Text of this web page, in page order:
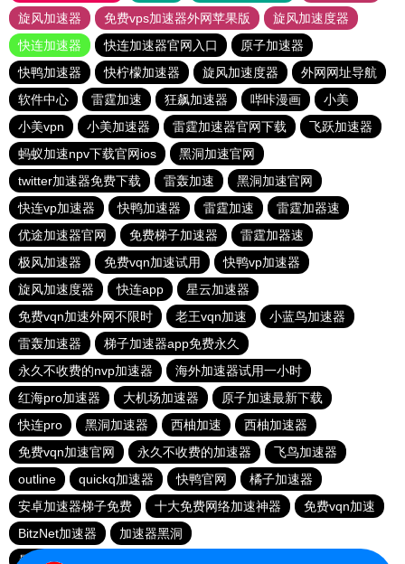
旋风加速器
免费vps加速器外网苹果版
旋风加速度器
快连加速器
快连加速器官网入口
原子加速器
快鸭加速器
快柠檬加速器 旋风加速度器
外网网址导航
软件中心
雷霆加速 狂飙加速器 哔咔漫画
小美
小美vpn
小美加速器 雷霆加速器官网下载
飞跃加速器
蚂蚁加速npv下载官网ios
黑洞加速官网
twitter加速器免费下载
雷轰加速
黑洞加速官网
快连vp加速器
快鸭加速器 雷霆加速
雷霆加器速
优途加速器官网
免费梯子加速器
雷霆加器速
极风加速器
免费vqn加速试用
快鸭vp加速器
旋风加速度器
快连app
星云加速器
免费vqn加速外网不限时
老王vqn加速
小蓝鸟加速器
雷轰加速器
梯子加速器app免费永久
永久不收费的nvp加速器
海外加速器试用一小时
红海pro加速器
大机场加速器
原子加速最新下载
快连pro
黑洞加速器 西柚加速
西柚加速器
免费vqn加速官网
永久不收费的加速器
飞鸟加速器
outline
quickq加速器 快鸭官网
橘子加速器
安卓加速器梯子免费
十大免费网络加速神器
免费vqn加速
BitzNet加速器
加速器黑洞
暴雪vp永久免费加速器下载官网